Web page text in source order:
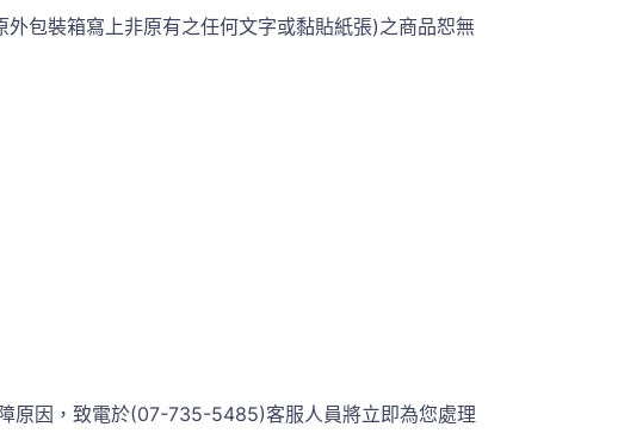
包裝箱寫上非原有之任何文字或黏貼紙張)之商品恕無
原因，致電於(07-735-5485)客服人員將立即為您處理